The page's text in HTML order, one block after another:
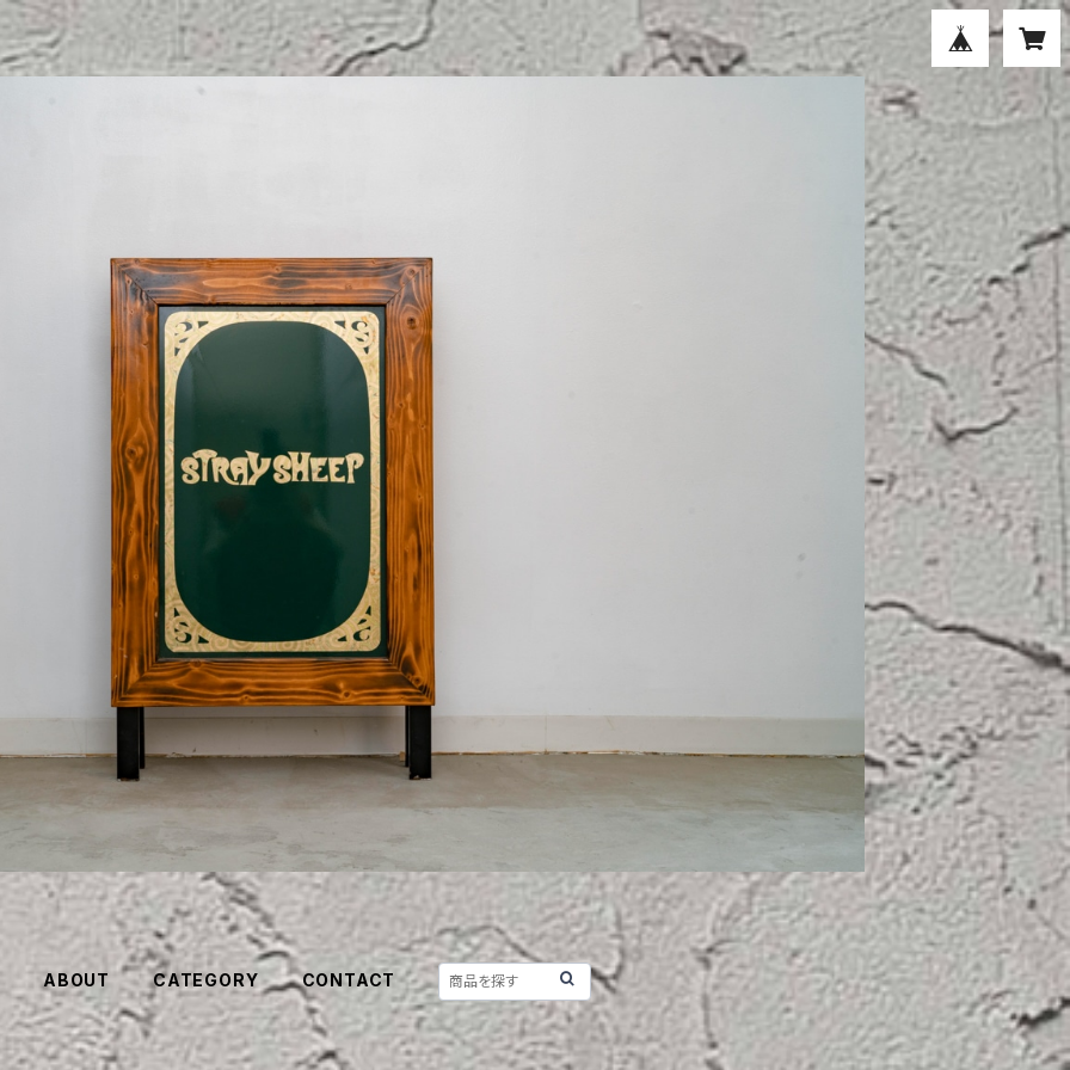
ABOUT CATEGORY CONTACT